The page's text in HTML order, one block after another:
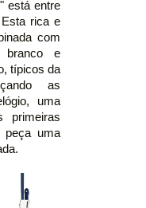
está entre
rica e
com
branco e
típicos da
as
uma
primeiras
peça uma